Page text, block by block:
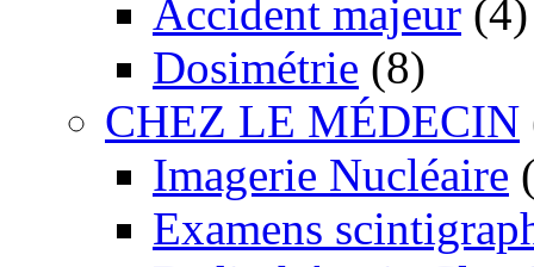
Accident majeur (4)
Dosimétrie (8)
CHEZ LE MÉDECIN
Imagerie Nucléaire
Examens